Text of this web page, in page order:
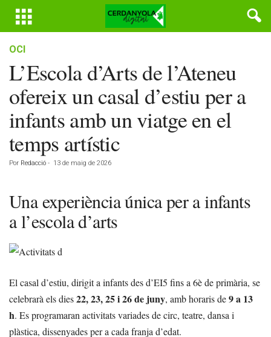
OCI
L’Escola d’Arts de l’Ateneu
ofereix un casal d’estiu per a
infants amb un viatge en el
temps artístic
Por Redacció - 13 de maig de 2026
Una experiència única per a infants
a l’escola d’arts
El casal d’estiu, dirigit a infants des d’EI5 fins a 6è de primària, se
celebrarà els dies22, 23, 25 i 26 de juny, amb horaris de9 a 13
h. Es programaran activitats variades de circ, teatre, dansa i
plàstica, dissenyades per a cada franja d’edat.